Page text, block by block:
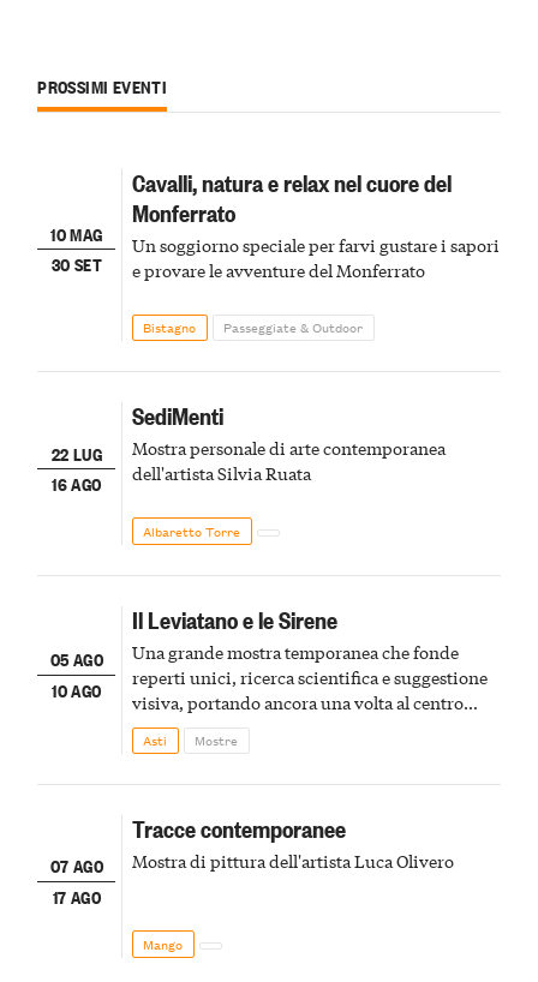
PROSSIMI EVENTI
10 MAG
30 SET
Cavalli, natura e relax nel cuore del
Monferrato
Un soggiorno speciale per farvi gustare i sapori
e provare le avventure del Monferrato
Bistagno Passeggiate & Outdoor
22 LUG
16 AGO
SediMenti
Mostra personale di arte contemporanea
dell'artista Silvia Ruata
Albaretto Torre
05 AGO
10 AGO
Il Leviatano e le Sirene
Una grande mostra temporanea che fonde
reperti unici, ricerca scientifica e suggestione
visiva, portando ancora una volta al centro
della scena le meraviglie del passato astigiano
Asti Mostre
07 AGO
17 AGO
Tracce contemporanee
Mostra di pittura dell'artista Luca Olivero
Mango